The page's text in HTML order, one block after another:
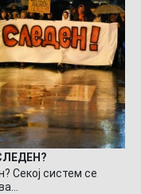
Секој систем се